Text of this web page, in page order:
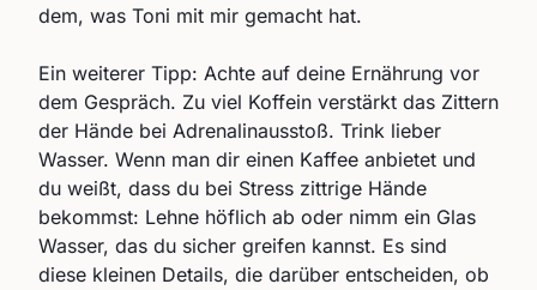
dem, was Toni mit mir gemacht hat.
Ein weiterer Tipp: Achte auf deine Ernährung vor
dem Gespräch. Zu viel Koffein verstärkt das Zittern
der Hände bei Adrenalinausstoß. Trink lieber
Wasser. Wenn man dir einen Kaffee anbietet und
du weißt, dass du bei Stress zittrige Hände
bekommst: Lehne höflich ab oder nimm ein Glas
Wasser, das du sicher greifen kannst. Es sind
diese kleinen Details, die darüber entscheiden, ob